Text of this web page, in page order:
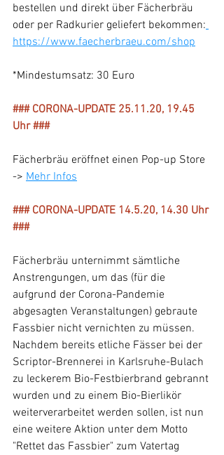
bestellen und direkt über Fächerbräu
oder per Radkurier geliefert bekommen:
https://www.faecherbraeu.com/shop
*Mindestumsatz: 30 Euro
### CORONA-UPDATE 25.11.20, 19.45
Uhr ###
Fächerbräu eröffnet einen Pop-up Store
-> Mehr Infos
### CORONA-UPDATE 14.5.20, 14.30 Uhr
###
Fächerbräu unternimmt sämtliche
Anstrengungen, um das (für die
aufgrund der Corona-Pandemie
abgesagten Veranstaltungen) gebraute
Fassbier nicht vernichten zu müssen.
Nachdem bereits etliche Fässer bei der
Scriptor-Brennerei in Karlsruhe-Bulach
zu leckerem Bio-Festbierbrand gebrannt
wurden und zu einem Bio-Bierlikör
weiterverarbeitet werden sollen, ist nun
eine weitere Aktion unter dem Motto
"Rettet das Fassbier" zum Vatertag